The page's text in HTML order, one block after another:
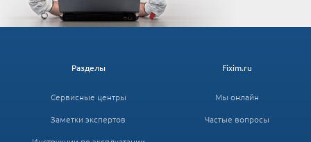
Fixim.ru
Мы онлайн
Частые вопросы
Разделы
Сервисные центры
Заметки экспертов